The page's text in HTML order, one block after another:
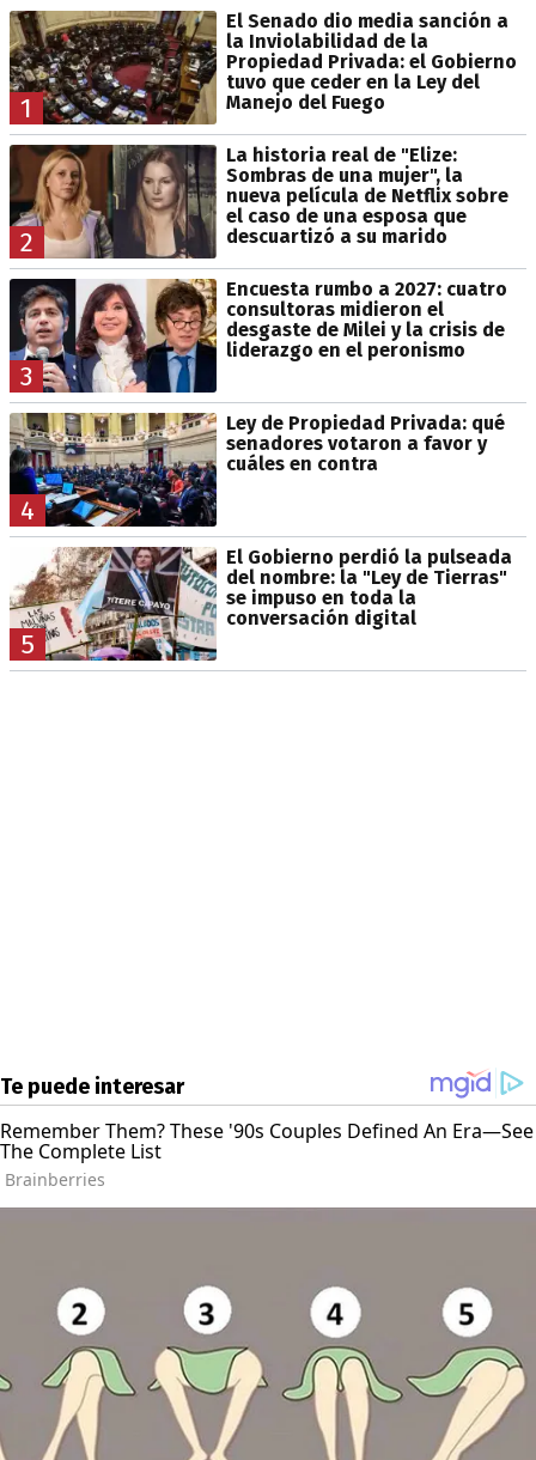
1
El Senado dio media sanción a
la Inviolabilidad de la
Propiedad Privada: el Gobierno
tuvo que ceder en la Ley del
Manejo del Fuego
2
La historia real de "Elize:
Sombras de una mujer", la
nueva película de Netflix sobre
el caso de una esposa que
descuartizó a su marido
3
Encuesta rumbo a 2027: cuatro
consultoras midieron el
desgaste de Milei y la crisis de
liderazgo en el peronismo
4
Ley de Propiedad Privada: qué
senadores votaron a favor y
cuáles en contra
5
El Gobierno perdió la pulseada
del nombre: la "Ley de Tierras"
se impuso en toda la
conversación digital